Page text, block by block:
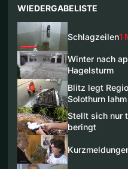
WIEDERGABELISTE
Schlagzeilen1
Winter nach
Hagelsturm
Blitz legt
Solothurn lahm
Stellt sich nur
beringt